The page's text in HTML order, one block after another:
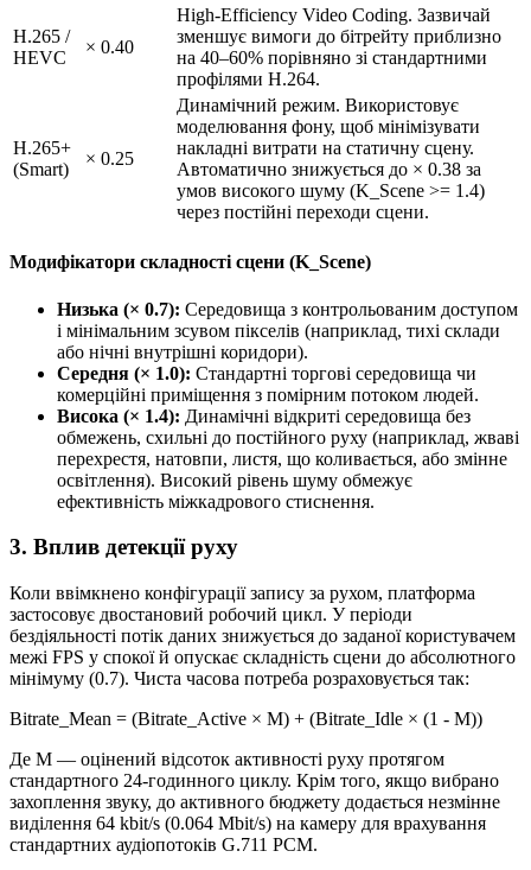
H.265 /
HEVC
× 0.40
High-Efficiency Video Coding. Зазвичай
зменшує вимоги до бітрейту приблизно
на 40–60% порівняно зі стандартними
профілями H.264.
H.265+
(Smart)
× 0.25
Динамічний режим. Використовує
моделювання фону, щоб мінімізувати
накладні витрати на статичну сцену.
Автоматично знижується до × 0.38 за
умов високого шуму (K_Scene >= 1.4)
через постійні переходи сцени.
Модифікатори складності сцени (K_Scene)
Низька (× 0.7): Середовища з контрольованим доступом
і мінімальним зсувом пікселів (наприклад, тихі склади
або нічні внутрішні коридори).
Середня (× 1.0): Стандартні торгові середовища чи
комерційні приміщення з помірним потоком людей.
Висока (× 1.4): Динамічні відкриті середовища без
обмежень, схильні до постійного руху (наприклад, жваві
перехрестя, натовпи, листя, що коливається, або змінне
освітлення). Високий рівень шуму обмежує
ефективність міжкадрового стиснення.
3. Вплив детекції руху
Коли ввімкнено конфігурації запису за рухом, платформа
застосовує двостановий робочий цикл. У періоди
бездіяльності потік даних знижується до заданої користувачем
межі FPS у спокої й опускає складність сцени до абсолютного
мінімуму (0.7). Чиста часова потреба розраховується так:
Bitrate_Mean = (Bitrate_Active × M) + (Bitrate_Idle × (1 - M))
Де M — оцінений відсоток активності руху протягом
стандартного 24-годинного циклу. Крім того, якщо вибрано
захоплення звуку, до активного бюджету додається незмінне
виділення 64 kbit/s (0.064 Mbit/s) на камеру для врахування
стандартних аудіопотоків G.711 PCM.